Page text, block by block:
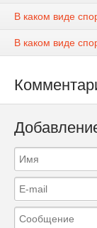
В каком виде
В каком виде